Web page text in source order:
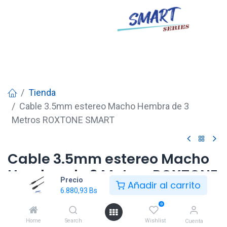
Precio
6.880,93 Bs Añadir al carrito
Home Search
0
Wishlist Cuenta
Tienda
Cable 3.5mm estereo Macho Hembra de 3
Metros ROXTONE SMART
Cable 3.5mm estereo Macho
Hembra de 3 Metros ROXTONE
SMART
6.880,93 Bs